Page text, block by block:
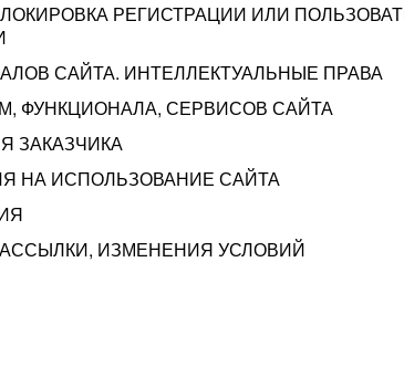
РЕГИСТРАЦИИ ИЛИ
САЙТА. ИНТЕЛЛЕКТУАЛЬНЫЕ ПРАВА
ФУНКЦИОНАЛА, СЕРВИСОВ САЙТА
ЗАКАЗЧИКА
НА ИСПОЛЬЗОВАНИЕ САЙТА
ИЗМЕНЕНИЯ УСЛОВИЙ